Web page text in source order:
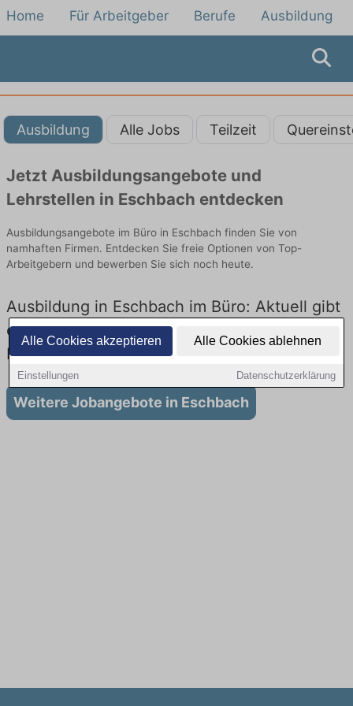
Alle Cookies akzeptieren Alle Cookies ablehnen
Einstellungen Datenschutzerklärung
Home Für Arbeitgeber Berufe Ausbildung
Ausbildung Alle Jobs Teilzeit
Jetzt Ausbildungsangebote und
Lehrstellen in Eschbach entdecken
Ausbildungsangebote im Büro in Eschbach finden Sie von
namhaften Firmen. Entdecken Sie freie Optionen von Top-
Arbeitgebern und bewerben Sie sich noch heute.
Ausbildung in Eschbach im Büro: Aktuell gibt
es keine Stellenangebote für Ausbildung in
Eschbach
Weitere Jobangebote in Eschbach